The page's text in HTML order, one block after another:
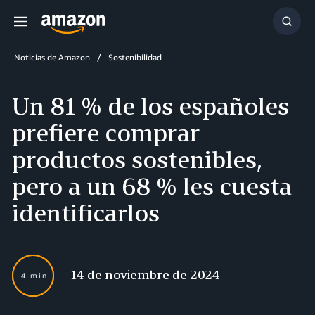
Menú
Noticias de Amazon Sostenibilidad
Un 81 % de los españoles
prefiere comprar
productos sostenibles,
pero a un 68 % les cuesta
identificarlos
4 min 14 de noviembre de 2024